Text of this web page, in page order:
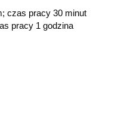
czas pracy 30 minut
pracy 1 godzina